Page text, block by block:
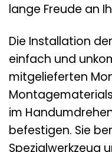
lange Freude an
Die Installation der
einfach und
mitgelieferten
im
befestigen. Sie
Spezialwerkzeug